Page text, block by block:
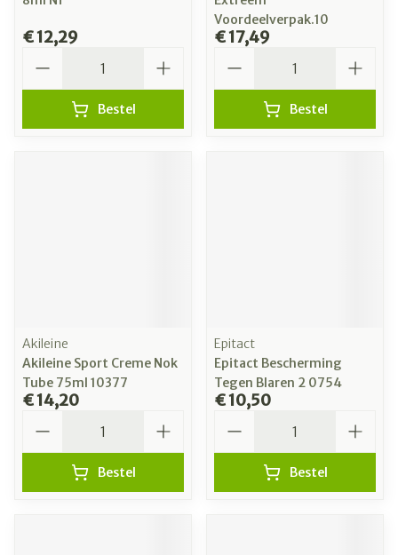
€ 12,29
Bestel
Voordeelverpak.10
€ 17,49
Bestel
Akileine
Akileine Sport Creme Nok
Tube 75ml 10377
€ 14,20
Bestel
Epitact
Epitact Bescherming
Tegen Blaren 2 0754
€ 10,50
Bestel